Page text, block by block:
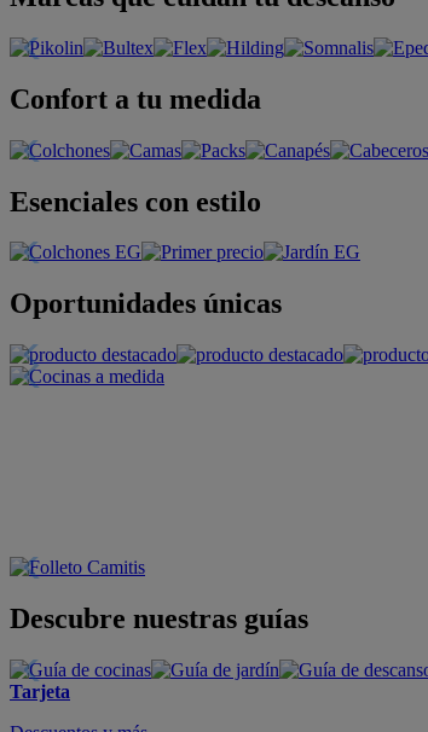
Confort a tu medida
Esenciales con estilo
Oportunidades únicas
Descubre nuestras guías
Tarjeta